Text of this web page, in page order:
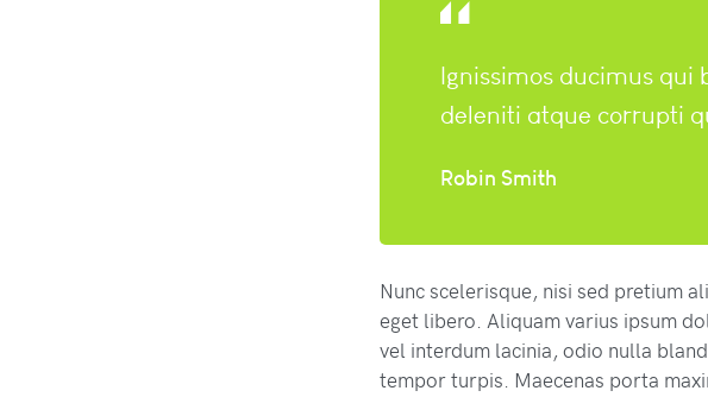
Ignissimos ducimus
deleniti atque corrupti
Robin Smith
Nunc scelerisque, nisi sed pretium
eget libero. Aliquam varius ipsum
vel interdum lacinia, odio nulla
tempor turpis. Maecenas porta